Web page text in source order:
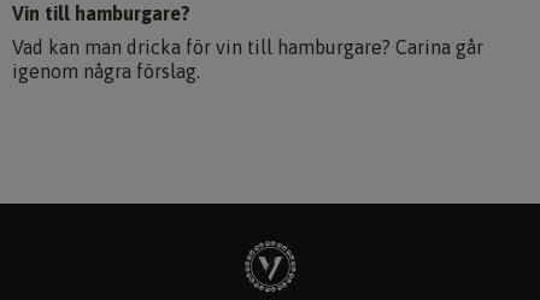
Vin till hamburgare?
Vad kan man dricka för vin till hamburgare? Carina går
igenom några förslag.